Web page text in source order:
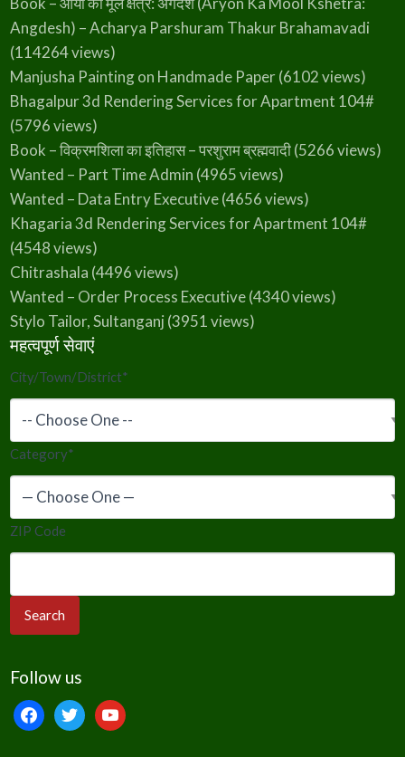
Angdesh) – Acharya Parshuram Thakur Brahamavadi
(114264 views)
Manjusha Painting on Handmade Paper(6102 views)
Bhagalpur 3d Rendering Services for Apartment 104#
(5796 views)
Book – विक्रमशिला का इतिहास – परशुराम ब्रह्मवादी(5266 views)
Wanted – Part Time Admin (4965 views)
Wanted – Data Entry Executive(4656 views)
Khagaria 3d Rendering Services for Apartment 104#
(4548 views)
Chitrashala (4496 views)
Wanted – Order Process Executive(4340 views)
Stylo Tailor, Sultanganj (3951 views)
महत्वपूर्ण सेवाएं
City/Town/District*
Category*
ZIP Code
Follow us
facebooktwitteryoutube